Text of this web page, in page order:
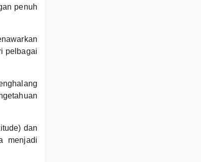
penuh
pelbagai
dan
menjadi